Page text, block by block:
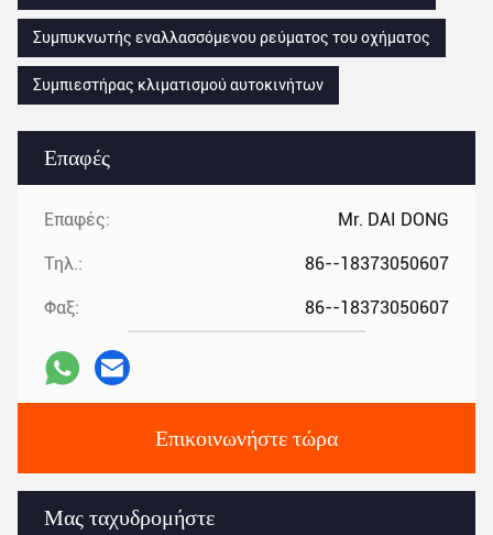
Επαφές
Επαφές: Mr. DAI DONG
Τηλ.: 86--18373050607
Φαξ: 86--18373050607
Επικοινωνήστε τώρα
Μας ταχυδρομήστε
Συμπυκνωτής εναλλασσόμενου ρεύματος του οχήματος
Συμπιεστήρας κλιματισμού αυτοκινήτων